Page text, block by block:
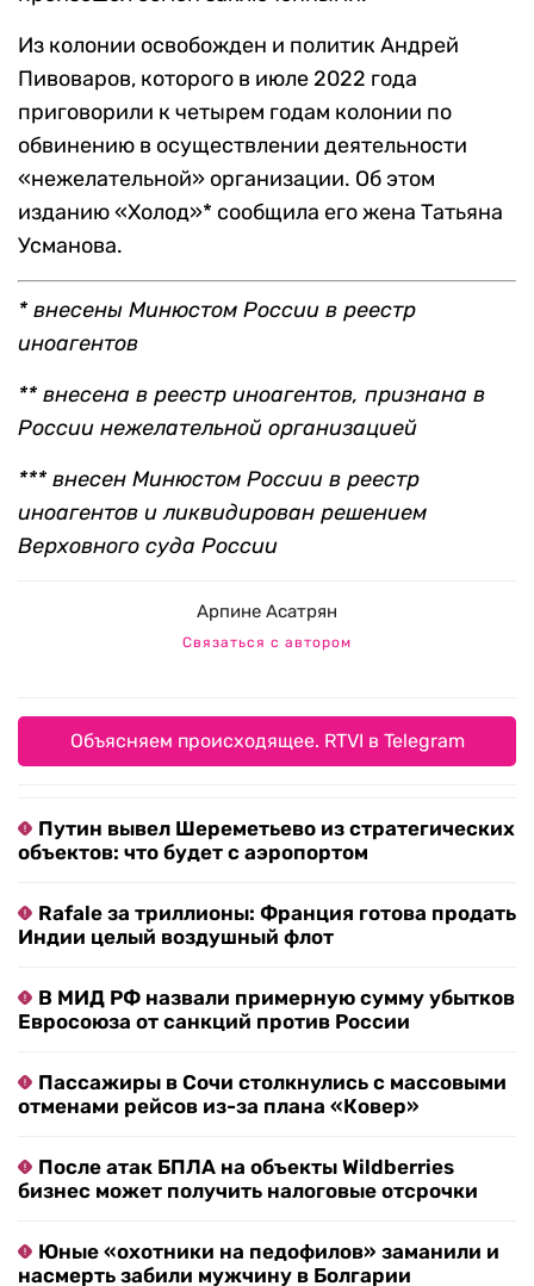
Из колонии освобожден и политик Андрей
Пивоваров, которого в июле 2022 года
приговорили к четырем годам колонии по
обвинению в осуществлении деятельности
«нежелательной» организации. Об этом
изданию «Холод»* сообщила его жена Татьяна
Усманова.
* внесены Минюстом России в реестр
иноагентов
** внесена в реестр иноагентов, признана в
России нежелательной организацией
*** внесен Минюстом России в реестр
иноагентов и ликвидирован решением
Верховного суда России
Арпине Асатрян
Связаться с автором
Объясняем происходящее. RTVI в Telegram
Путин вывел Шереметьево из стратегических
объектов: что будет с аэропортом
Rafale за триллионы: Франция готова продать
Индии целый воздушный флот
В МИД РФ назвали примерную сумму убытков
Евросоюза от санкций против России
Пассажиры в Сочи столкнулись с массовыми
отменами рейсов из-за плана «Ковер»
После атак БПЛА на объекты Wildberries
бизнес может получить налоговые отсрочки
Юные «охотники на педофилов» заманили и
насмерть забили мужчину в Болгарии